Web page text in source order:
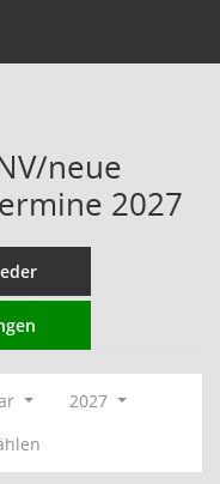
neue
2027
2027